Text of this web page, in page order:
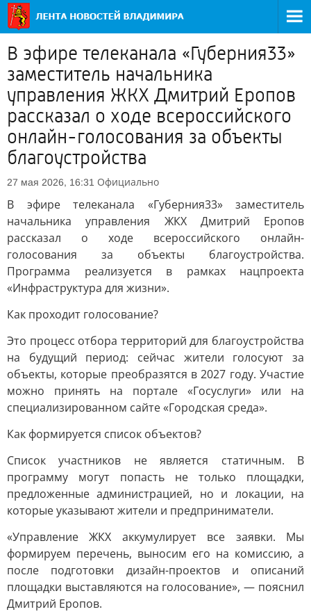
В эфире телеканала «Губерния33»
заместитель начальника
управления ЖКХ Дмитрий Еропов
рассказал о ходе всероссийского
онлайн-голосования за объекты
благоустройства
27 мая 2026, 16:31 Официально
В эфире телеканала «Губерния33» заместитель
начальника управления ЖКХ Дмитрий Еропов
рассказал о ходе всероссийского онлайн-
голосования за объекты благоустройства.
Программа реализуется в рамках нацпроекта
«Инфраструктура для жизни».
Как проходит голосование?
Это процесс отбора территорий для благоустройства
на будущий период: сейчас жители голосуют за
объекты, которые преобразятся в 2027 году. Участие
можно принять на портале «Госуслуги» или на
специализированном сайте «Городская среда».
Как формируется список объектов?
Список участников не является статичным. В
программу могут попасть не только площадки,
предложенные администрацией, но и локации, на
которые указывают жители и предприниматели.
«Управление ЖКХ аккумулирует все заявки. Мы
формируем перечень, выносим его на комиссию, а
после подготовки дизайн-проектов и описаний
площадки выставляются на голосование», — пояснил
Дмитрий Еропов.